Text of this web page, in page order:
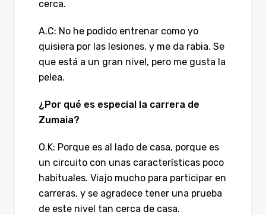
cerca.
A.C: No he podido entrenar como yo
quisiera por las lesiones, y me da rabia. Se
que está a un gran nivel, pero me gusta la
pelea.
¿Por qué es especial la carrera de
Zumaia?
O.K: Porque es al lado de casa, porque es
un circuito con unas características poco
habituales. Viajo mucho para participar en
carreras, y se agradece tener una prueba
de este nivel tan cerca de casa.